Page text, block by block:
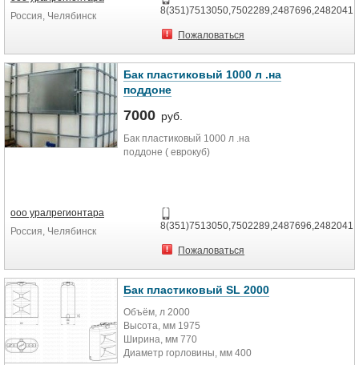
Россия, Челябинск
8(351)7513050,7502289,2487696,2482041
Пожаловаться
Бак пластиковый 1000 л .на
поддоне
7000 руб.
Бак пластиковый 1000 л .на
поддоне ( еврокуб)
ооо уралрегионтара
Россия, Челябинск
8(351)7513050,7502289,2487696,2482041
Пожаловаться
Бак пластиковый SL 2000
Объём, л 2000
Высота, мм 1975
Ширина, мм 770
Диаметр горловины, мм 400